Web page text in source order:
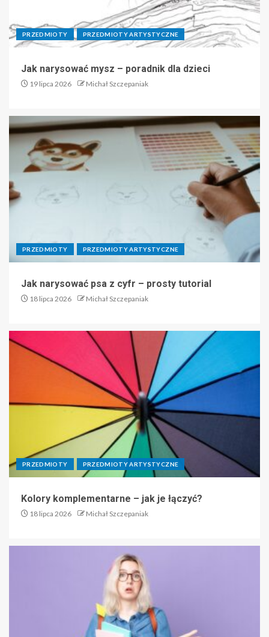
PRZEDMIOTY PRZEDMIOTY ARTYSTYCZNE
Jak narysować mysz – poradnik dla dzieci
19 lipca 2026 Michał Szczepaniak
PRZEDMIOTY PRZEDMIOTY ARTYSTYCZNE
Jak narysować psa z cyfr – prosty tutorial
18 lipca 2026 Michał Szczepaniak
PRZEDMIOTY PRZEDMIOTY ARTYSTYCZNE
Kolory komplementarne – jak je łączyć?
18 lipca 2026 Michał Szczepaniak